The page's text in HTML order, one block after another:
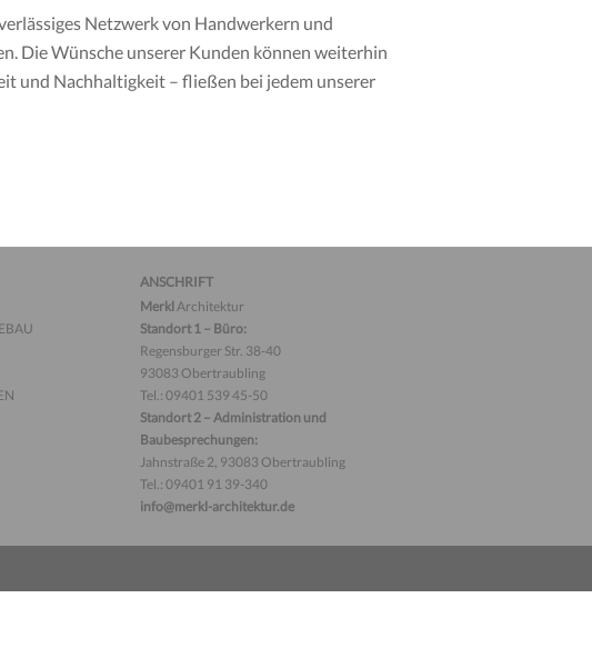
Netzwerk von Handwerkern und
Die Wünsche unserer Kunden können weiterhin
und Nachhaltigkeit – fließen bei jedem unserer
ANSCHRIFT
Merkl Architektur
Standort 1 – Büro:
Regensburger Str. 38-40
93083 Obertraubling
Tel.: 09401 539 45-50
Standort 2 – Administration und
Baubesprechungen:
Jahnstraße 2, 93083 Obertraubling
Tel.: 09401 91 39-340
info@merkl-architektur.de